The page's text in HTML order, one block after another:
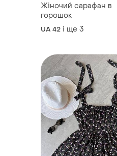
Жіночий сарафан в
горошок
UA 42 і ще 3